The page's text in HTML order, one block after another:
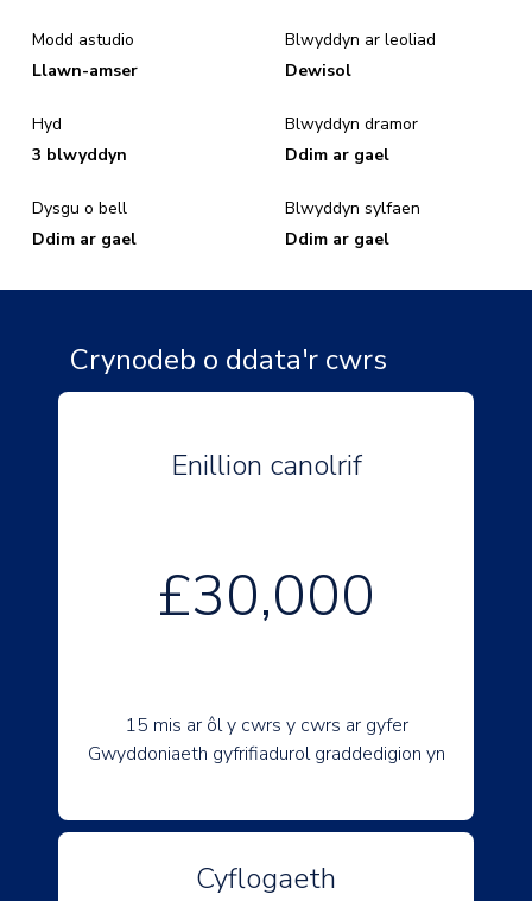
Modd astudio
Llawn-amser
Hyd
3 blwyddyn
Dysgu o bell
Ddim ar gael
Blwyddyn ar leoliad
Dewisol
Blwyddyn dramor
Ddim ar gael
Blwyddyn sylfaen
Ddim ar gael
Crynodeb o ddata'r cwrs
Enillion canolrif
£30,000
15 mis ar ôl y cwrs y cwrs ar gyfer
Gwyddoniaeth gyfrifiadurol graddedigion yn
Cyflogaeth